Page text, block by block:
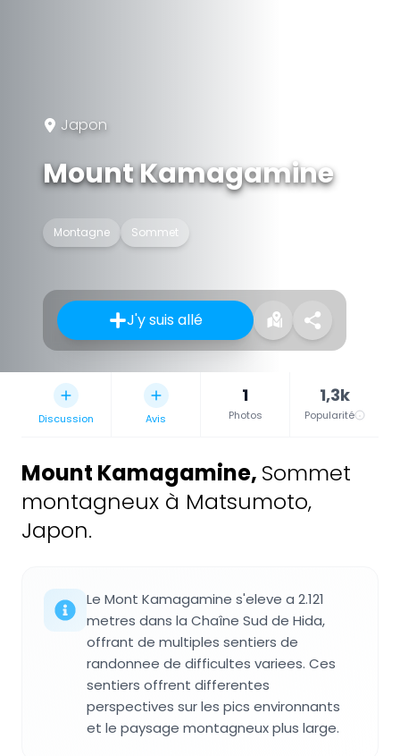
Japon
Mount Kamagamine
Montagne Sommet
J'y suis allé
Discussion Avis
1
Photos
1,3k
Popularité
Mount Kamagamine, Sommet
montagneux à Matsumoto,
Japon.
Le Mont Kamagamine s'eleve a 2.121
metres dans la Chaîne Sud de Hida,
offrant de multiples sentiers de
randonnee de difficultes variees. Ces
sentiers offrent differentes
perspectives sur les pics environnants
et le paysage montagneux plus large.